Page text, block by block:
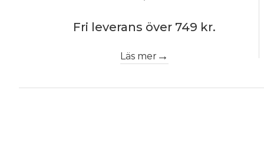
Fri leverans över 749 kr.
Läs mer